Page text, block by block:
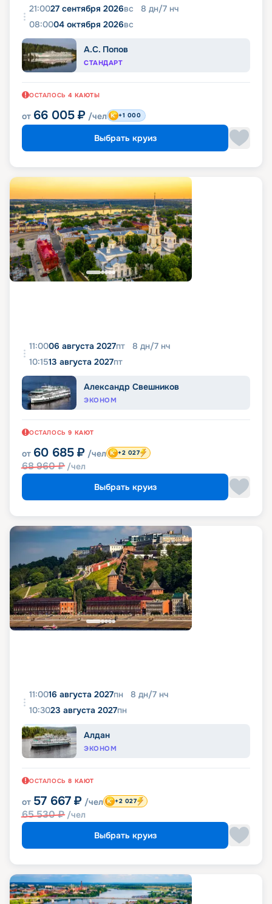
21:0027 сентября 2026вс 8 дн/7 нч
08:0004 октября 2026вс
А.С. Попов
СТАНДАРТ
ОСТАЛОСЬ 4 КАЮТЫ
от 66 005 ₽ /чел +1 000
Выбрать круиз
11:0006 августа 2027пт 8 дн/7 нч
10:1513 августа 2027пт
Александр Свешников
ЭКОНОМ
ОСТАЛОСЬ 9 КАЮТ
от 60 685 ₽ /чел
68 960₽ /чел
+2 027
Выбрать круиз
11:0016 августа 2027пн 8 дн/7 нч
10:3023 августа 2027пн
Алдан
ЭКОНОМ
ОСТАЛОСЬ 8 КАЮТ
от 57 667 ₽ /чел
65 530₽ /чел
+2 027
Выбрать круиз